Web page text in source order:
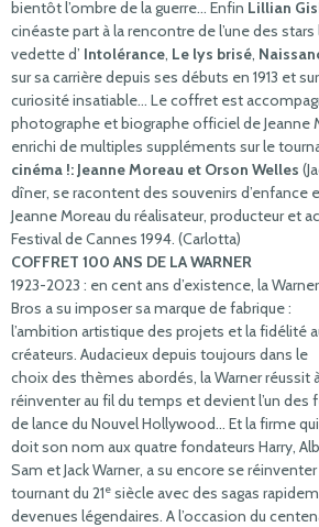
bientôt l’ombre de la guerre… Enfin Lillian
cinéaste part à la rencontre de l’une des
vedette d’ Intolérance, Le lys brisé,
sur sa carrière depuis ses débuts en 1913 et
curiosité insatiable… Le coffret est
photographe et biographe officiel de
enrichi de multiples suppléments sur le
cinéma !: Jeanne Moreau et Orson Welles
dîner, se racontent des souvenirs d’enfance
Jeanne Moreau du réalisateur, producteur et
Festival de Cannes 1994. (Carlotta)
COFFRET 100 ANS DE LA WARNER
1923-2023 : en cent ans d’existence, la Warner
Bros a su imposer sa marque de fabrique :
l’ambition artistique des projets et la fidélité
créateurs. Audacieux depuis toujours dans le
choix des thèmes abordés, la Warner réussit
réinventer au fil du temps et devient l’un des
de lance du Nouvel Hollywood… Et la firme qui
doit son nom aux quatre fondateurs Harry,
Sam et Jack Warner, a su encore se réinventer
tournant du 21e siècle avec des sagas
devenues légendaires. A l’occasion du